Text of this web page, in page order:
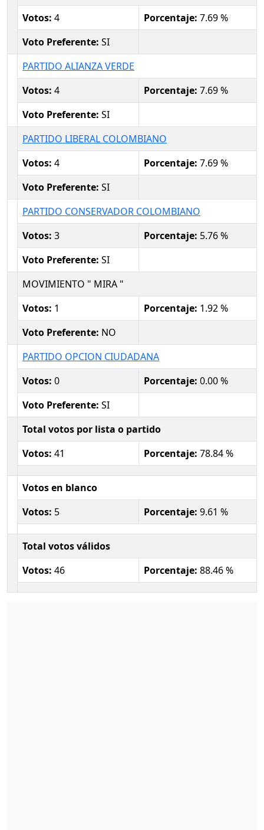
Votos: 4 Porcentaje: 7.69 %
Voto Preferente: SI
PARTIDO ALIANZA VERDE
Votos: 4 Porcentaje: 7.69 %
Voto Preferente: SI
PARTIDO LIBERAL COLOMBIANO
Votos: 4 Porcentaje: 7.69 %
Voto Preferente: SI
PARTIDO CONSERVADOR COLOMBIANO
Votos: 3 Porcentaje: 5.76 %
Voto Preferente: SI
MOVIMIENTO " MIRA "
Votos: 1 Porcentaje: 1.92 %
Voto Preferente: NO
PARTIDO OPCION CIUDADANA
Votos: 0 Porcentaje: 0.00 %
Voto Preferente: SI
Total votos por lista o partido
Votos: 41 Porcentaje: 78.84 %
Votos en blanco
Votos: 5 Porcentaje: 9.61 %
Total votos válidos
Votos: 46 Porcentaje: 88.46 %